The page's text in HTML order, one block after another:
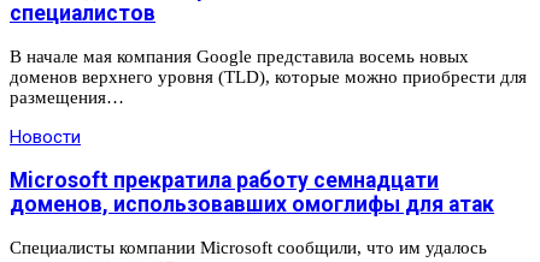
специалистов
В начале мая компания Google представила восемь новых
доменов верхнего уровня (TLD), которые можно приобрести для
размещения…
Новости
Microsoft прекратила работу семнадцати
доменов, использовавших омоглифы для атак
Специалисты компании Microsoft сообщили, что им удалось